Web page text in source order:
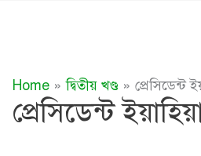
Home দ্বিতীয় খণ্ড প্রেসিডেন্ট
প্রেসিডেন্ট